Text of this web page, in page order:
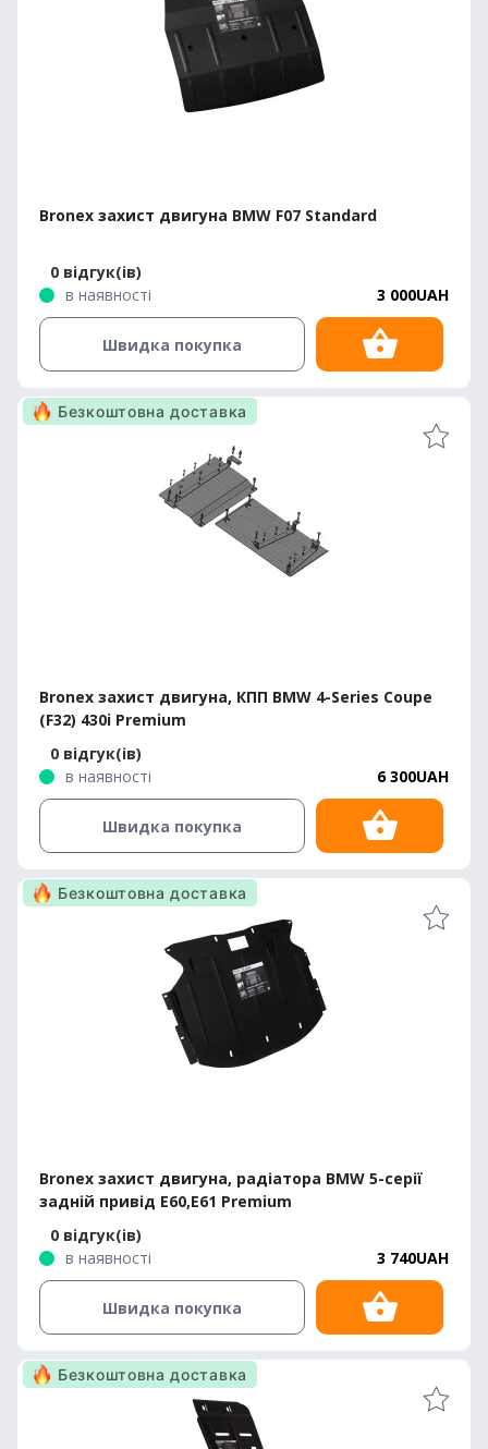
Bronex захист двигуна BMW F07 Standard
0 відгук(ів)
в наявності
3 000UAH
Швидка покупка
Bronex захист двигуна, КПП BMW 4-Series Coupe
(F32) 430i Premium
0 відгук(ів)
в наявності
6 300UAH
Безкоштовна доставка
Швидка покупка
Bronex захист двигуна, радіатора BMW 5-серії
задній привід E60,E61 Premium
0 відгук(ів)
в наявності
3 740UAH
Безкоштовна доставка
Швидка покупка
Безкоштовна доставка